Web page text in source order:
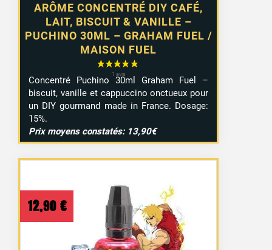
ARÔME CONCENTRÉ DIY CAFÉ,
LAIT, BISCUIT & VANILLE –
PUCHINO 30ML – GRAHAM FUEL /
MAISON FUEL
Concentré Puchino 30ml Graham Fuel –
biscuit, vanille et cappuccino onctueux pour
un DIY gourmand made in France. Dosage:
15%.
Prix moyens constatés: 13,90€
12,90 €